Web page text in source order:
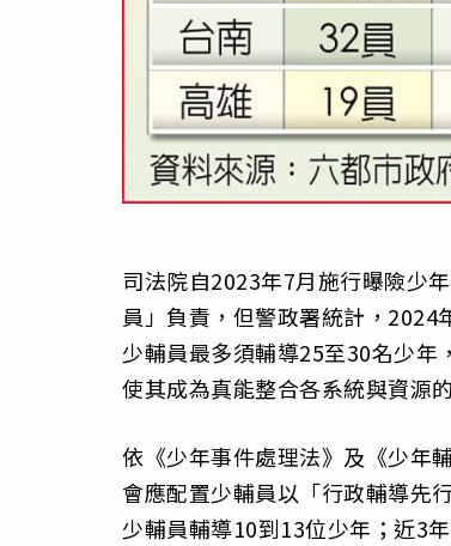
司法院自2023年7月施行曝險少
員」負責，但警政署統計，2024
少輔員最多須輔導25至30名少年
使其成為真能整合各系統與資源
依《少年事件處理法》及《少年
會應配置少輔員以「行政輔導先
少輔員輔導10到13位少年；近3